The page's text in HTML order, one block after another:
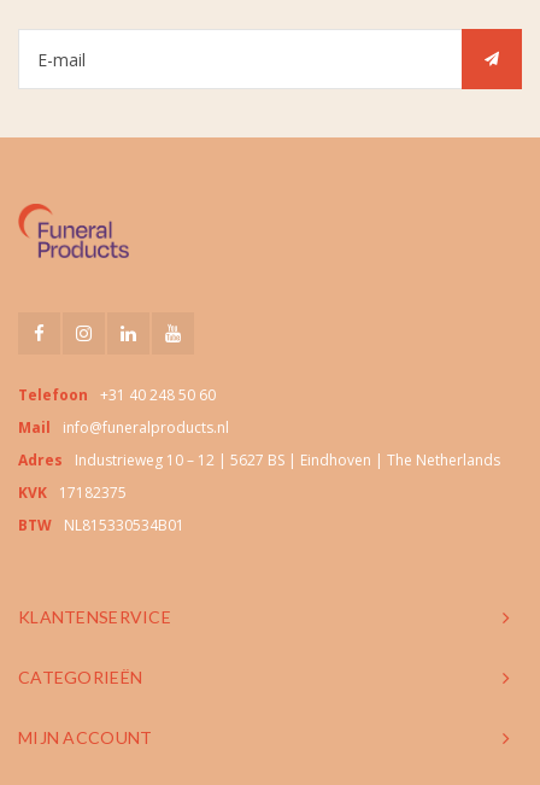
Telefoon
+31 40 248 50 60
Mail
info@funeralproducts.nl
Adres
Industrieweg 10 – 12 | 5627 BS | Eindhoven | The Netherlands
KVK
17182375
BTW
NL815330534B01
KLANTENSERVICE
CATEGORIEËN
MIJN ACCOUNT